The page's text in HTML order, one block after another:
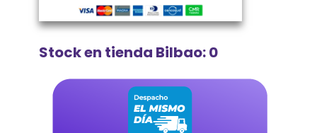
Stock en tienda Bilbao: 0